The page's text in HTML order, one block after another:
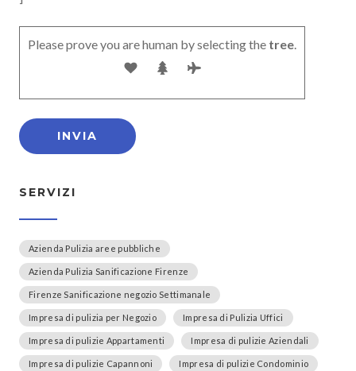
Please prove you are human by selecting the tree
SERVIZI
Azienda Pulizia aree pubbliche
Azienda Pulizia Sanificazione Firenze
Firenze Sanificazione negozio Settimanale
Impresa di pulizia per Negozio Impresa di Pulizia Uffici
Impresa di pulizie Appartamenti Impresa di pulizie Aziendali
Impresa di pulizie Capannoni Impresa di pulizie Condominio